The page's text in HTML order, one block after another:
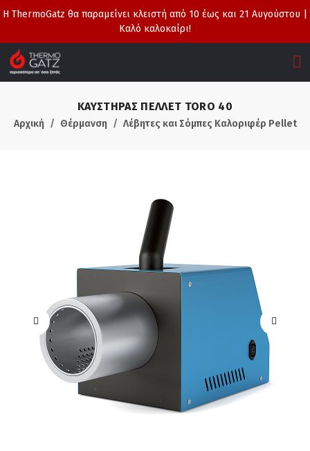
Η ThermoGatz θα παραμείνει κλειστή από 10 έως και 21 Αυγούστου |
Καλό καλοκαίρι!
ΚΑΥΣΤΗΡΑΣ ΠΕΛΛΕΤ TORO 40
Αρχική Θέρμανση Λέβητες και Σόμπες Καλοριφέρ Pellet